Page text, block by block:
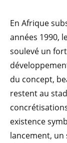
En Afrique
années 1990,
soulevé un
du concept,
restent au
existence
lancement,